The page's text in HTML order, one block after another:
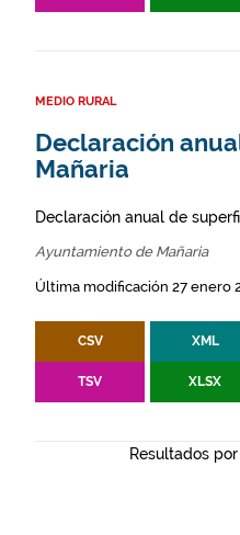
MEDIO RURAL
Declaración
Mañaria
Declaración anual de
Ayuntamiento de Mañaria
Última modificación 27 enero
CSV XML
TSV XLSX
Resultados